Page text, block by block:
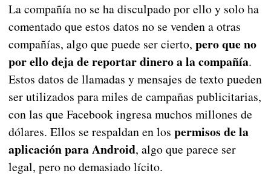
La compañía no se ha disculpado por ello y solo ha
comentado que estos datos no se venden a otras
compañías, algo que puede ser cierto, pero que no
por ello deja de reportar dinero a la compañía.
Estos datos de llamadas y mensajes de texto pueden
ser utilizados para miles de campañas publicitarias,
con las que Facebook ingresa muchos millones de
dólares. Ellos se respaldan en los permisos de la
aplicación para Android, algo que parece ser
legal, pero no demasiado lícito.